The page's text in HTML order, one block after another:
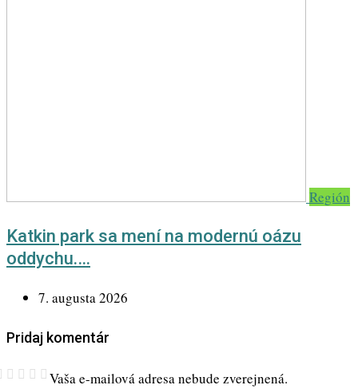
Región
Katkin park sa mení na modernú oázu
oddychu.…
7. augusta 2026
Pridaj komentár
Vaša e-mailová adresa nebude zverejnená.